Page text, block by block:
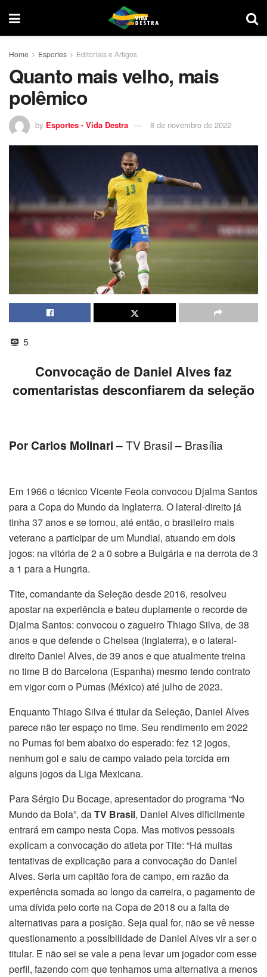
Home Esportes Editoriais e Artigos
Quanto mais velho, mais
polêmico
by Esportes - Vida Destra 8 de novembro de 2022
5
Convocação de Daniel Alves faz
comentaristas desconfiarem da seleção
Por Carlos Molinari – TV Brasil – Brasília
Em 1966 o técnico Vicente Feola convocou Djalma Santos
para a Copa do Mundo da Inglaterra. O lateral-direito já
tinha 37 anos e se tornou, até então, o brasileiro mais
veterano a participar de um Mundial, atuando em dois
jogos: na vitória de 2 a 0 sobre a Bulgária e na derrota de 3
a 1 para a Hungria.
Tite, comandante da Seleção desde 2016, resolveu
apostar na experiência e bateu duplamente o recorde de
Djalma Santos: convocou o zagueiro Thiago Silva, de 38
anos e que defende o Chelsea (Inglaterra), e o lateral-
direito Daniel Alves, de 39 anos e que atualmente treina
no time B do Barcelona (Espanha) mesmo tendo contrato
em vigor com o Pumas (México) até julho de 2023.
Enquanto Thiago Silva é titular da Seleção, Daniel Alves
parece não ter espaço no time. Seu rendimento em 2022
no Pumas foi bem abaixo do esperado: fez 12 jogos,
nenhum gol e saiu de campo vaiado pela torcida em
alguns jogos da Liga Mexicana.
Para Sérgio Du Bocage, apresentador do programa “No
Mundo da Bola”, daTV Brasil, Daniel Alves dificilmente
entrará em campo nesta Copa. Mas motivos pessoais
explicam a convocação do atleta por Tite: “Há muitas
tentativas de explicação para a convocação do Daniel
Alves. Seria um capitão fora de campo, em razão da
experiência somada ao longo da carreira, o pagamento de
uma dívida pelo corte na Copa de 2018 ou a falta de
alternativas para a posição. Seja qual for, não se vê nesse
questionamento a possibilidade de Daniel Alves vir a ser o
titular. E não sei se vale a pena levar um jogador com esse
perfil, fazendo com que tenhamos uma alternativa a menos